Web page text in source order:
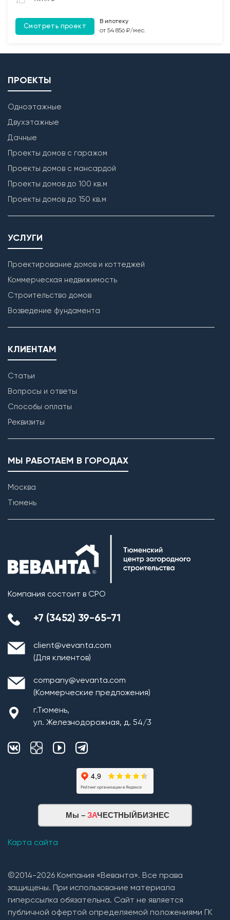
обработкой Биозащитным составом.
Лестница
Возведение внутренних перегородок
Монтаж плит перекрытия
Кровельная система
1. Монтаж стропильной системы из пиломатериала
(Технониколь, Дёке) и Металлочерепицы (в
зависимости от проекта и предпочтений Заказчика).
3. Устройство вентиляции подкровельного
пространства(кровельные вентили);
Смотреть проект
В ипотеку
от 54 856 ₽/мес.
ПРОЕКТЫ
Одноэтажные
Двухэтажные
Дачные
Проекты домов с гаражом
Проекты домов с мансардой
Проекты домов до 100 кв.м
Проекты домов до 150 кв.м
УСЛУГИ
Проектирование домов и коттеджей
Коммерческая недвижимость
Строительство домов
Возведение фундамента
КЛИЕНТАМ
Статьи
Вопросы и ответы
Способы оплаты
Реквизиты
МЫ РАБОТАЕМ В ГОРОДАХ
Москва
Тюмень
Компания состоит в СРО
+7 (3452) 39-65-71
client@vevanta.com
(Для клиентов)
company@vevanta.com
(Коммерческие предложения)
г.Тюмень,
ул. Железнодорожная, д. 54/3
Мы – ЗАЧЕСТНЫЙБИЗНЕС
Карта сайта
©2014-2026 Компания «Веванта». Все права
защищены. При использование материала
гиперссылка обязательна. Сайт не является
публичной офертой определяемой положениями ГК